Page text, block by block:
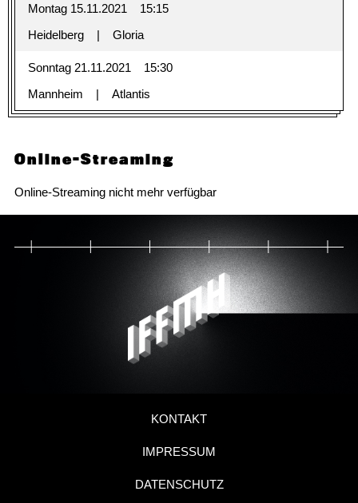
Montag 15.11.2021
15:15
Heidelberg
Gloria
Sonntag 21.11.2021
15:30
Mannheim
Atlantis
Online-Streaming
Online-Streaming nicht mehr verfügbar
KONTAKT
IMPRESSUM
DATENSCHUTZ